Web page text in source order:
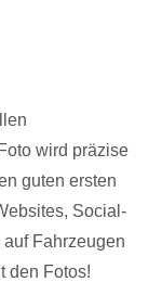
wird präzise
guten ersten
Social-
Fahrzeugen
den Fotos!